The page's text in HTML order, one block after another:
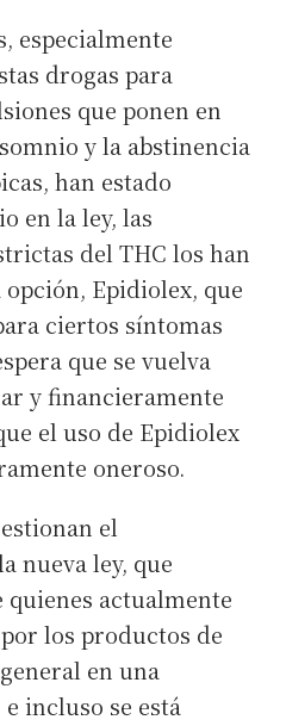
especialmente
drogas para
que ponen en
y la abstinencia
han estado
en la ley, las
del THC los han
Epidiolex, que
ciertos síntomas
que se vuelva
y financieramente
el uso de Epidiolex
oneroso.
el
nueva ley, que
quienes actualmente
los productos de
en una
incluso se está